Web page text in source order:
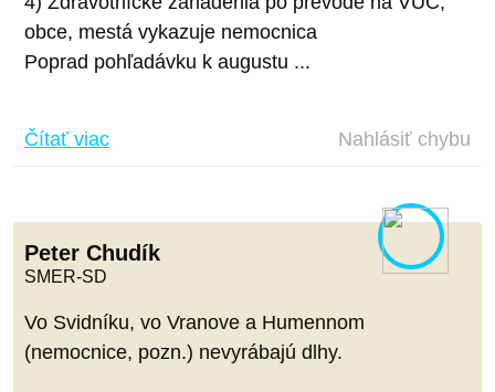
obce, mestá vykazuje nemocnica
Poprad pohľadávku k augustu ...
Čítať viac Nahlásiť chybu
Peter Chudík
SMER-SD
Vo Svidníku, vo Vranove a Humennom
(nemocnice, pozn.) nevyrábajú dlhy.